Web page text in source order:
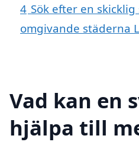
4 Sök efter en skicklig
omgivande städerna
Vad kan en
hjälpa till